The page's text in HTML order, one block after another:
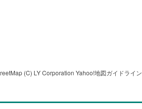
(C) LY Corporation Yahoo!地図ガイドライン